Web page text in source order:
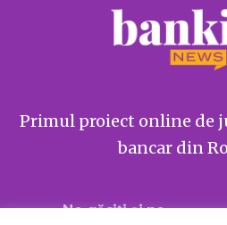
Primul proiect online de
bancar din
Ne găsiți și pe